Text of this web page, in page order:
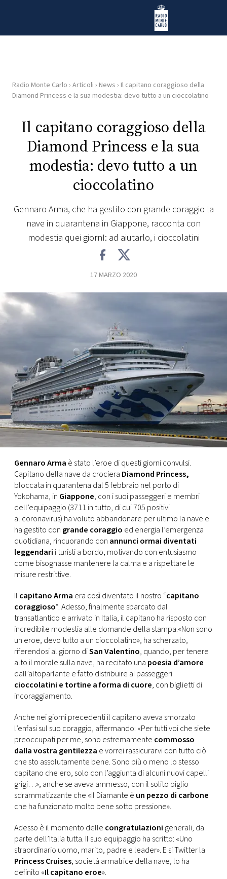
Radio Monte Carlo
HOME
RADIO
WEB
EVENTI
VIDEO
TV
PRINCIPATO
DI
MONACO
RMC
CONSIGLIA
Radio Monte Carlo › Articoli › News › Il capitano coraggioso della
Diamond Princess e la sua modestia: devo tutto a un cioccolatino
Il capitano coraggioso della
Diamond Princess e la sua
modestia: devo tutto a un
cioccolatino
Gennaro Arma, che ha gestito con grande coraggio la
nave in quarantena in Giappone, racconta con
modestia quei giornI: ad aiutarlo, i cioccolatini
17 MARZO 2020
Gennaro Arma è stato l’eroe di questi giorni convulsi.
Capitano della nave da crociera Diamond Princess,
bloccata in quarantena dal 5 febbraio nel porto di
Yokohama, in Giappone, con i suoi passeggeri e membri
dell’equipaggio (3711 in tutto, di cui 705 positivi
al coronavirus) ha voluto abbandonare per ultimo la nave e
ha gestito con grande coraggio ed energia l’emergenza
quotidiana, rincuorando con annunci ormai diventati
leggendari i turisti a bordo, motivando con entusiasmo
come bisognasse mantenere la calma e a rispettare le
misure restrittive.
Il capitano Arma era così diventato il nostro “capitano
coraggioso“. Adesso, finalmente sbarcato dal
transatlantico e arrivato in Italia, il capitano ha risposto con
incredibile modestia alle domande della stampa.«Non sono
un eroe, devo tutto a un cioccolatino», ha scherzato,
riferendosi al giorno diSan Valentino, quando, per tenere
alto il morale sulla nave, ha recitato una poesia d’amore
dall’altoparlante e fatto distribuire ai passeggeri
cioccolatini e tortine a forma di cuore, con biglietti di
incoraggiamento.
Anche nei giorni precedenti il capitano aveva smorzato
l’enfasi sul suo coraggio, affermando: «Per tutti voi che siete
preoccupati per me, sono estremamente commosso
dalla vostra gentilezza e vorrei rassicurarvi con tutto ciò
che sto assolutamente bene. Sono più o meno lo stesso
capitano che ero, solo con l’aggiunta di alcuni nuovi capelli
grigi…», anche se aveva ammesso, con il solito piglio
sdrammatizzante che «Il Diamante è un pezzo di carbone
che ha funzionato molto bene sotto pressione».
Adesso è il momento delle congratulazioni generali, da
parte dell’Italia tutta. Il suo equipaggio ha scritto: «Uno
straordinario uomo, marito, padre e leader». E si Twitter la
Princess Cruises, società armatrice della nave, lo ha
definito «Il capitano eroe».